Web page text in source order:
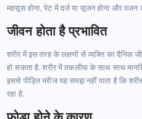
महसूस होना, पेट में दर्ज या सूजन होना और वजन
जीवन होता है प्रभावित
शरीर में इस तरह के लक्षणों से व्यक्ति का दैनिक
हो सकता है. शरीर में तकलीफ के साथ साथ
इससे पीड़ित मरीज यह समझ नहीं पाता है कि
रहा है.